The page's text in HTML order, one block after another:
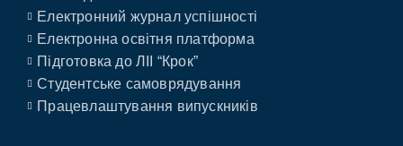
Електронний журнал успішності
Електронна освітня платформа
Підготовка до ЛІІ “Крок”
Студентське самоврядування
Працевлаштування випускників